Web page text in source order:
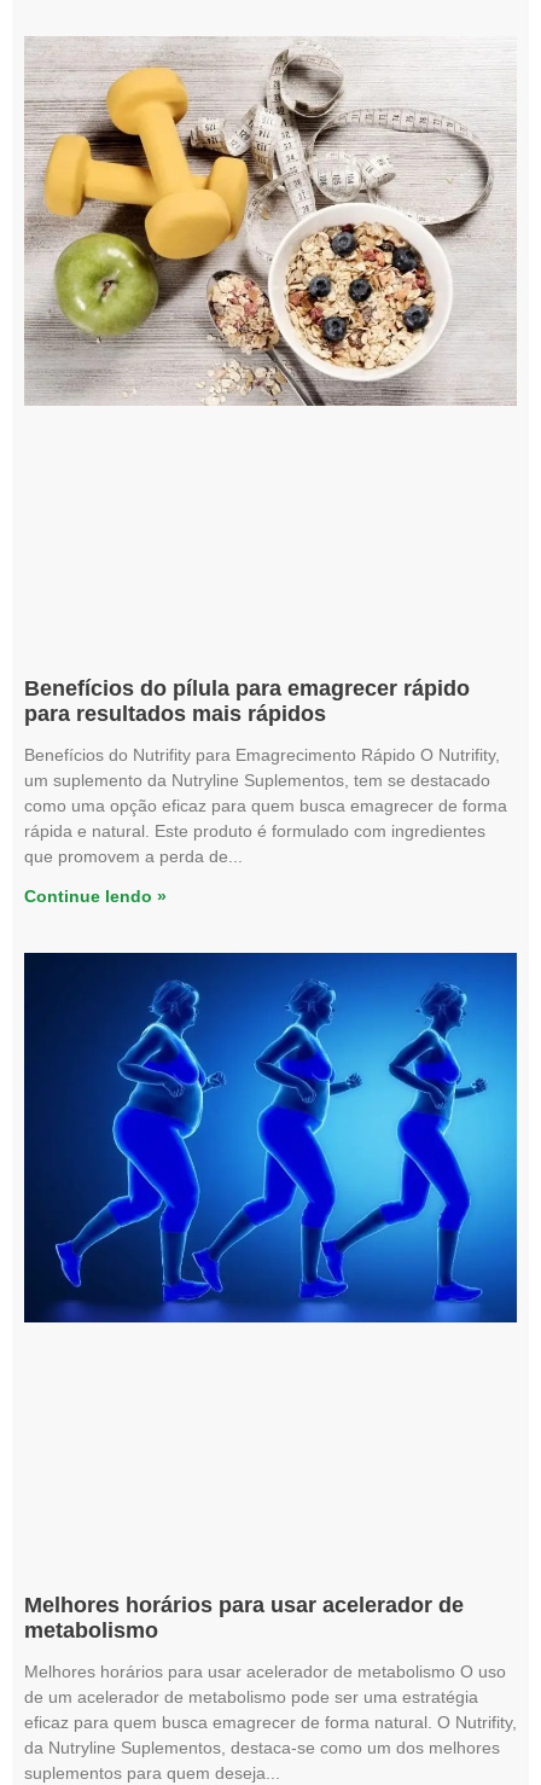
Benefícios do pílula para emagrecer rápido
para resultados mais rápidos
Benefícios do Nutrifity para Emagrecimento Rápido O Nutrifity,
um suplemento da Nutryline Suplementos, tem se destacado
como uma opção eficaz para quem busca emagrecer de forma
rápida e natural. Este produto é formulado com ingredientes
que promovem a perda de
Continue lendo »
Melhores horários para usar acelerador de
metabolismo
Melhores horários para usar acelerador de metabolismo O uso
de um acelerador de metabolismo pode ser uma estratégia
eficaz para quem busca emagrecer de forma natural. O Nutrifity,
da Nutryline Suplementos, destaca-se como um dos melhores
suplementos para quem deseja